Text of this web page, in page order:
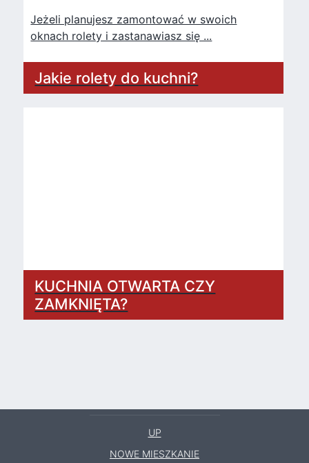
Jeżeli planujesz zamontować w swoich
oknach rolety i zastanawiasz się ...
Jakie rolety do kuchni?
KUCHNIA OTWARTA CZY
ZAMKNIĘTA?
UP
NOWE MIESZKANIE